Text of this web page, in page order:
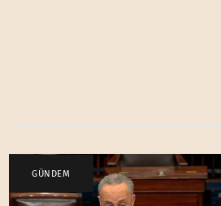
GÜNDEM